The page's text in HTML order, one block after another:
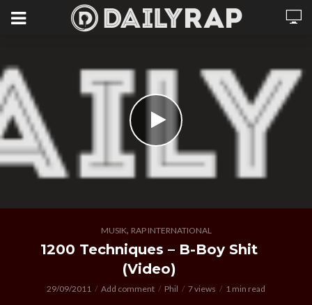
MUSIK, RAP INTERNATIONAL
1200 Techniques – B-Boy Shit
(Video)
29/09/2011 Add comment Phil 7 views 1 min read